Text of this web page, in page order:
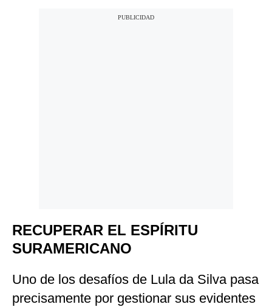
RECUPERAR EL ESPÍRITU
SURAMERICANO
Uno de los desafíos de Lula da Silva pasa
precisamente por gestionar sus evidentes